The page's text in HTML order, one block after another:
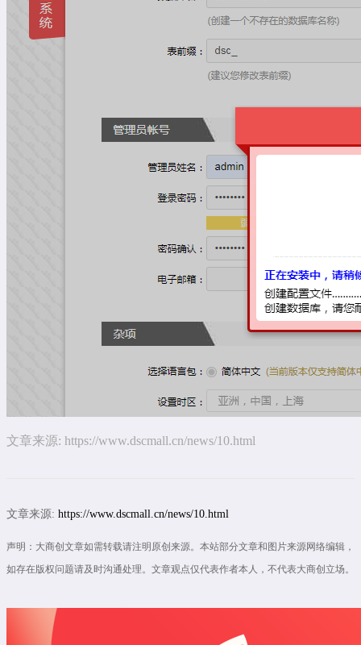
文章来源: https://www.dscmall.cn/news/10.html
文章来源: https://www.dscmall.cn/news/10.html
声明：大商创文章如需转载请注明原创来源。本站部分文章和图片来源网络编辑，
如存在版权问题请及时沟通处理。文章观点仅代表作者本人，不代表大商创立场。